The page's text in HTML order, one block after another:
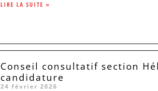
LIRE LA SUITE »
Conseil consultatif section
candidature
24 février 2026